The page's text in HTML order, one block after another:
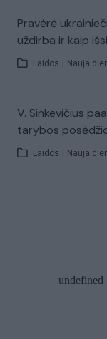
Pravėrė
uždirba ir kaip
Laidos Nauja
V. Sinkevičius
tarybos
Laidos Nauja